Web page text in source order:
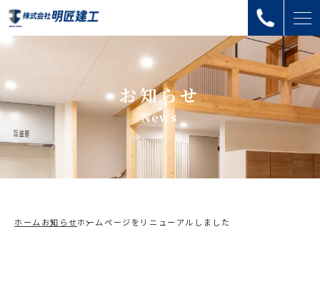
お知らせ
News
ホーム お知らせホームページをリニューアルしました